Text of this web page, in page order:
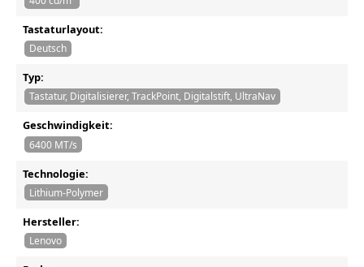
Tastaturlayout:
Deutsch
Typ:
Tastatur, Digitalisierer, TrackPoint, Digitalstift, UltraNav
Geschwindigkeit:
6400 MT/s
Technologie:
Lithium-Polymer
Hersteller:
Lenovo